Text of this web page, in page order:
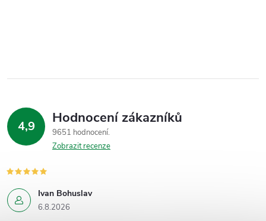
4,9 Hodnocení zákazníků
9651 hodnocení
Zobrazit recenze
Ivan Bohuslav
6.8.2026